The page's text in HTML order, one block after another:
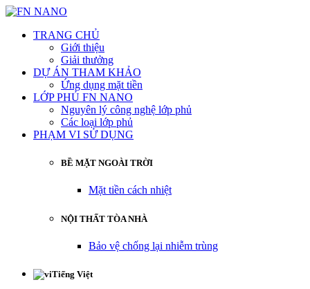
TRANG CHỦ
Giới thiệu
Giải thưởng
DỰ ÁN THAM KHẢO
Ứng dụng mặt tiền
LỚP PHỦ FN NANO
Nguyên lý công nghệ lớp phủ
Các loại lớp phủ
PHẠM VI SỬ DỤNG
BỀ MẶT NGOÀI TRỜI
Mặt tiền cách nhiệt
NỘI THẤT TÒA NHÀ
Bảo vệ chống lại nhiễm trùng
Tiếng Việt